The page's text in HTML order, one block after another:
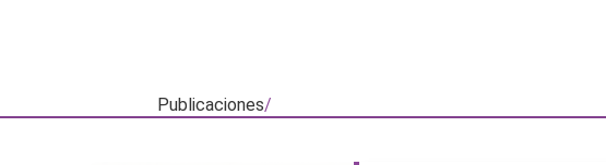
Publicaciones/